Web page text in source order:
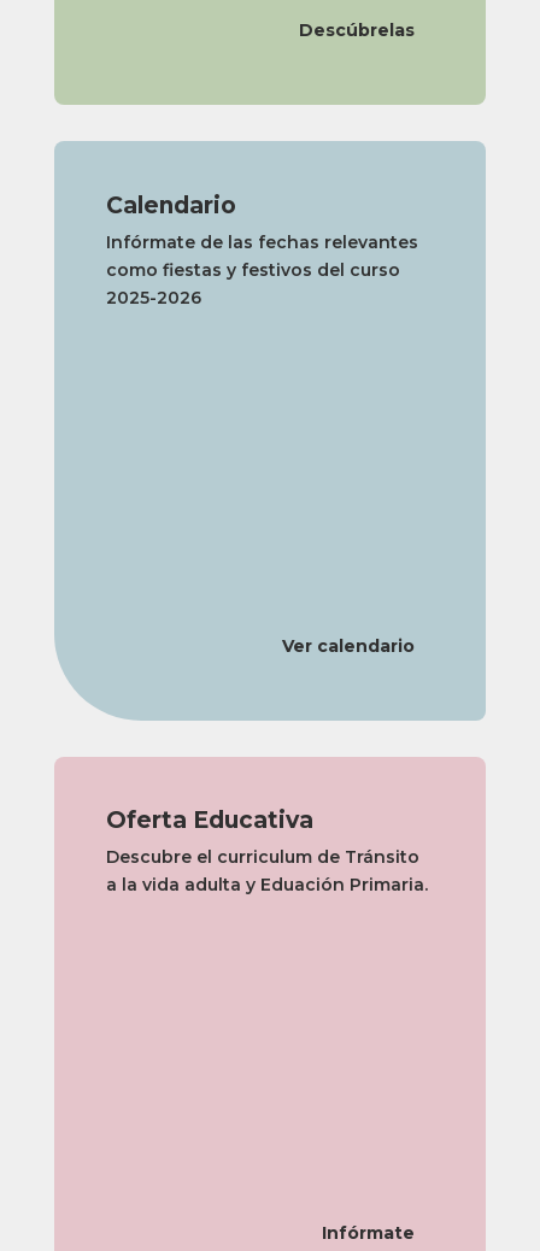
Descúbrelas
Calendario
Infórmate de las fechas relevantes
como fiestas y festivos del curso
2025-2026
Ver calendario
Oferta Educativa
Descubre el curriculum de Tránsito
a la vida adulta y Eduación Primaria.
Infórmate